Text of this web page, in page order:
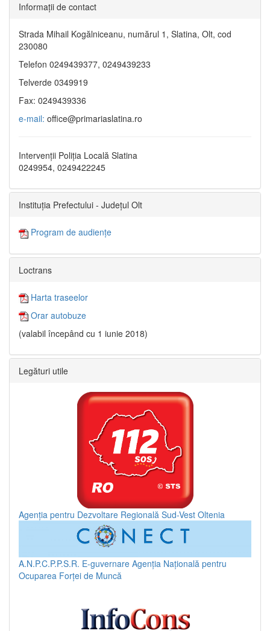
Informaţii de contact
Strada Mihail Kogălniceanu, numărul 1, Slatina, Olt, cod
230080
Telefon 0249439377, 0249439233
Telverde 0349919
Fax: 0249439336
e-mail: office@primariaslatina.ro
Intervenții Poliția Locală Slatina
0249954, 0249422245
Instituția Prefectului - Județul Olt
Program de audiențe
Loctrans
Harta traseelor
Orar autobuze
(valabil începând cu 1 iunie 2018)
Legături utile
Agenția pentru Dezvoltare Regională Sud-Vest Oltenia
A.N.P.C.P.P.S.R. E-guvernare Agenția Națională pentru
Ocuparea Forței de Muncă